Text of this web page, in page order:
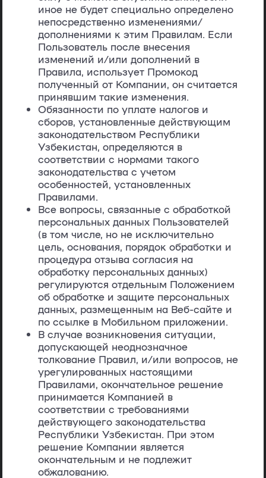
иное не будет специально определено
непосредственно изменениями/
дополнениями к этим Правилам. Если
Пользователь после внесения
изменений и/или дополнений в
Правила, использует Промокод
полученный от Компании, он считается
принявшим такие изменения.
Обязанности по уплате налогов и
сборов, установленные действующим
законодательством Республики
Узбекистан, определяются в
соответствии с нормами такого
законодательства с учетом
особенностей, установленных
Правилами.
Все вопросы, связанные с обработкой
персональных данных Пользователей
(в том числе, но не исключительно
цель, основания, порядок обработки и
процедура отзыва согласия на
обработку персональных данных)
регулируются отдельным Положением
об обработке и защите персональных
данных, размещенным на Веб-сайте и
по ссылке в Мобильном приложении.
В случае возникновения ситуации,
допускающей неоднозначное
толкование Правил, и/или вопросов, не
урегулированных настоящими
Правилами, окончательное решение
принимается Компанией в
соответствии с требованиями
действующего законодательства
Республики Узбекистан. При этом
решение Компании является
окончательным и не подлежит
обжалованию.